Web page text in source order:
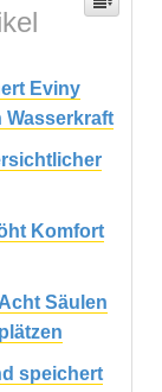
Eviny
Komfort
Säulen
speichert